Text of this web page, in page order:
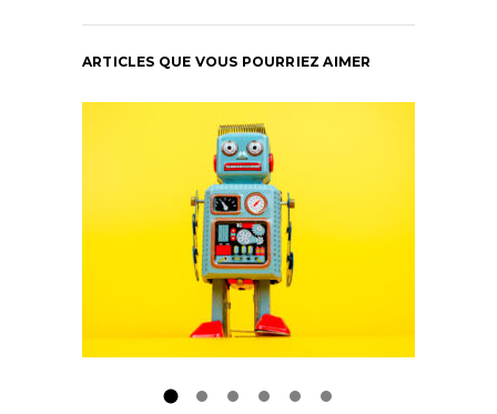
ARTICLES QUE VOUS POURRIEZ AIMER